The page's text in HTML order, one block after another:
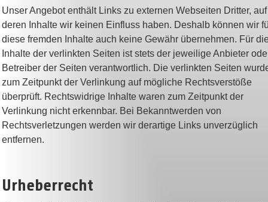
Unser Angebot enthält Links zu externen Webseiten Dritter, auf
deren Inhalte wir keinen Einfluss haben. Deshalb können wir
diese fremden Inhalte auch keine Gewähr übernehmen. Für
Inhalte der verlinkten Seiten ist stets der jeweilige Anbieter
Betreiber der Seiten verantwortlich. Die verlinkten Seiten
zum Zeitpunkt der Verlinkung auf mögliche Rechtsverstöße
überprüft. Rechtswidrige Inhalte waren zum Zeitpunkt der
Verlinkung nicht erkennbar. Bei Bekanntwerden von
Rechtsverletzungen werden wir derartige Links unverzüglich
entfernen.
Urheberrecht